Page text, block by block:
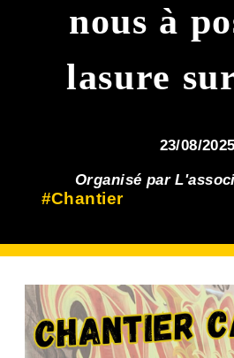
nous à
lasure
23/08/2025
Organisé par
#Chantier